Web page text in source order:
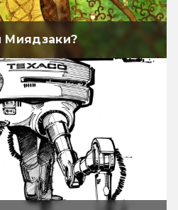
Миядзаки?